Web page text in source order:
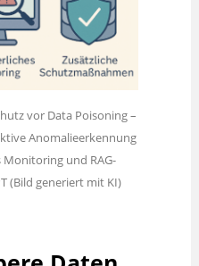
vor Data Poisoning –
Anomalieerkennung
und RAG-
(Bild generiert mit KI)